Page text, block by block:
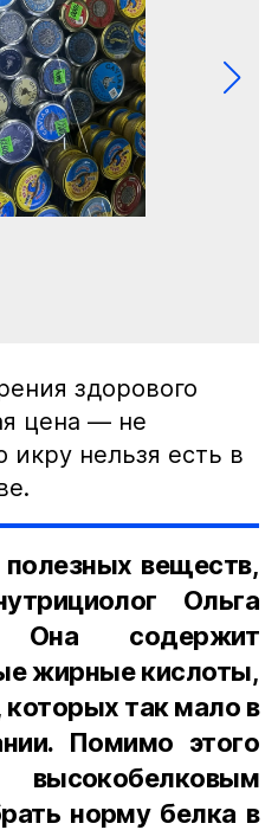
здорового
цена — не
икру нельзя есть в
веществ,
Ольга
содержит
жирные кислоты,
так мало в
Помимо этого
норму белка в